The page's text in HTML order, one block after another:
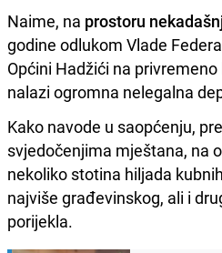
Naime, na prostoru
godine odlukom Vlade
Općini Hadžići na
nalazi ogromna nelegalna
Kako navode u saopćenju,
svjedočenjima mještana, na
nekoliko stotina hiljada
najviše građevinskog, ali i
porijekla.